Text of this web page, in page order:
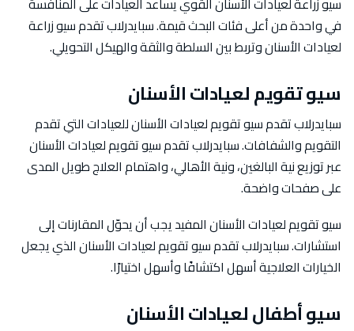
في واحدة من أعلى فئات البحث قيمة. سبايدرلاب تقدم سيو زراعة
لعيادات الأسنان وتربط بين السلطة والثقة والهيكل التحويلي.
سيو تقويم لعيادات الأسنان
سبايدرلاب تقدم سيو تقويم لعيادات الأسنان للعيادات التي تقدم
التقويم والشفافات. سبايدرلاب تقدم سيو تقويم لعيادات الأسنان
عبر توزيع نية البالغين، ونية الأهالي، واهتمام العلاج طويل المدى
على صفحات واضحة.
سيو تقويم لعيادات الأسنان المفيد يجب أن يحوّل المقارنات إلى
استشارات. سبايدرلاب تقدم سيو تقويم لعيادات الأسنان الذي يجعل
الخيارات العلاجية أسهل اكتشافًا وأسهل اختيارًا.
سيو أطفال لعيادات الأسنان